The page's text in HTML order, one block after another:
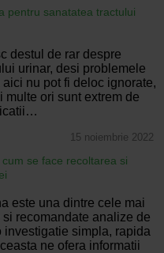
pentru sanatatea tractului
destul de rar despre
urinar, desi problemele
nu pot fi deloc ignorate,
multe ori sunt extrem de
15 noiembrie 2022
se face recoltarea si
este una dintre cele mai
recomandate analize de
investigatie simpla, rapida
ne ofera informatii